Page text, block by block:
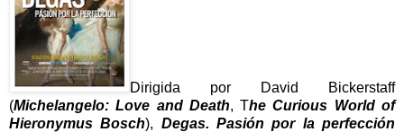
Dirigida por David Bickerstaff
(Michelangelo: Love and Death, The Curious World of
Hieronymus Bosch), Degas. Pasión por la perfección